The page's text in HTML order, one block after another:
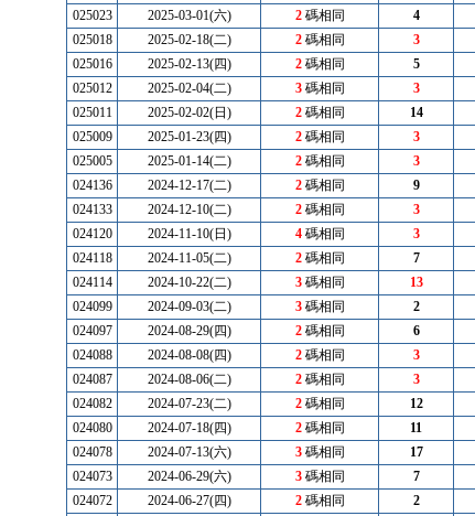
025023
2025-03-01(六) 2碼相同 4
025018
2025-02-18(二) 2碼相同 3
025016
2025-02-13(四) 2碼相同 5
025012
2025-02-04(二) 3碼相同 3
025011
2025-02-02(日) 2碼相同 14
025009
2025-01-23(四) 2碼相同 3
025005
2025-01-14(二) 2碼相同 3
024136
2024-12-17(二) 2碼相同 9
024133
2024-12-10(二) 2碼相同 3
024120
2024-11-10(日) 4碼相同 3
024118
2024-11-05(二) 2碼相同 7
024114
2024-10-22(二) 3碼相同 13
024099
2024-09-03(二) 3碼相同 2
024097
2024-08-29(四) 2碼相同 6
024088
2024-08-08(四) 2碼相同 3
024087
2024-08-06(二) 2碼相同 3
024082
2024-07-23(二) 2碼相同 12
024080
2024-07-18(四) 2碼相同 11
024078
2024-07-13(六) 3碼相同 17
024073
2024-06-29(六) 3碼相同 7
024072
2024-06-27(四) 2碼相同 2